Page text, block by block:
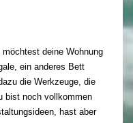
deine Wohnung
ein anderes Bett
die Werkzeuge, die
bist noch vollkommen
hast aber